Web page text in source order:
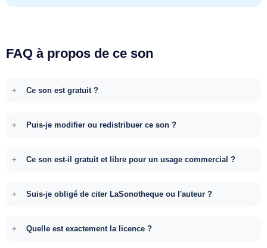
FAQ à propos de ce son
Ce son est gratuit ?
Puis-je modifier ou redistribuer ce son ?
Ce son est-il gratuit et libre pour un usage commercial ?
Suis-je obligé de citer LaSonotheque ou l'auteur ?
Quelle est exactement la licence ?